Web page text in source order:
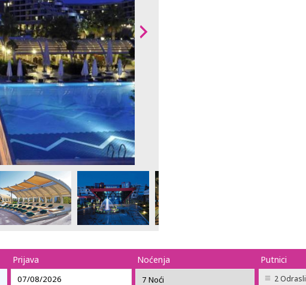
Prijava Noćenja Putnici
2 Odrasli